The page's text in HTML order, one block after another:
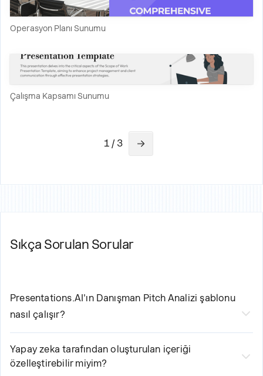
Operasyon Planı Sunumu
Çalışma Kapsamı Sunumu
1 / 3
Sıkça Sorulan Sorular
Presentations.AI'ın Danışman Pitch Analizi şablonu
nasıl çalışır?
Yapay zeka destekliDanışman Sunum Şablonu
Analiziüç basit adımda oluşturma sürecinizi
kolaylaştırır:
Yapay zeka tarafından oluşturulan içeriği
özelleştirebilir miyim?